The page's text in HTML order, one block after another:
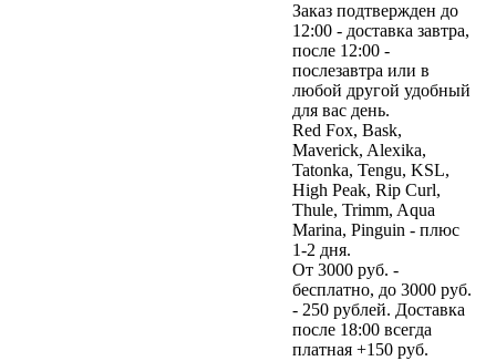
Заказ подтвержден до
12:00 - доставка завтра,
после 12:00 -
послезавтра или в
любой другой удобный
для вас день.
Red Fox, Bask,
Maverick, Alexika,
Tatonka, Tengu, KSL,
High Peak, Rip Curl,
Thule, Trimm, Aqua
Marina, Pinguin - плюс
1-2 дня.
От 3000 руб. -
бесплатно, до 3000 руб.
- 250 рублей. Доставка
после 18:00 всегда
платная +150 руб.